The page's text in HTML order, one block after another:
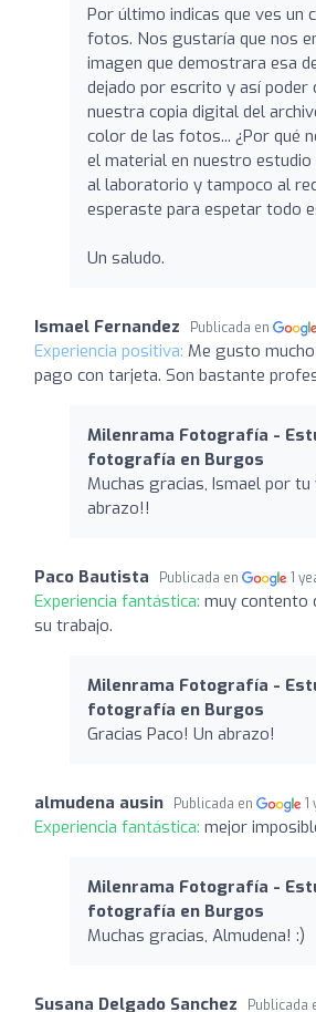
Por último indicas que ves un
fotos. Nos gustaría que nos
imagen que demostrara esa
dejado por escrito y así poder
nuestra copia digital del
color de las fotos... ¿Por qué
el material en nuestro
al laboratorio y tampoco al
esperaste para espetar todo
Un saludo.
Ismael Fernandez Publicada en
Experiencia positiva: Me gusto
pago con tarjeta. Son bastante
Milenrama Fotografía -
fotografía en Burgos
Muchas gracias, Ismael por
abrazo!!
Paco Bautista Publicada en 1
Experiencia fantástica: muy contento
su trabajo.
Milenrama Fotografía -
fotografía en Burgos
Gracias Paco! Un abrazo!
almudena ausin Publicada en 1
Experiencia fantástica: mejor
Milenrama Fotografía -
fotografía en Burgos
Muchas gracias, Almudena! :)
Susana Delgado Sanchez Publicada